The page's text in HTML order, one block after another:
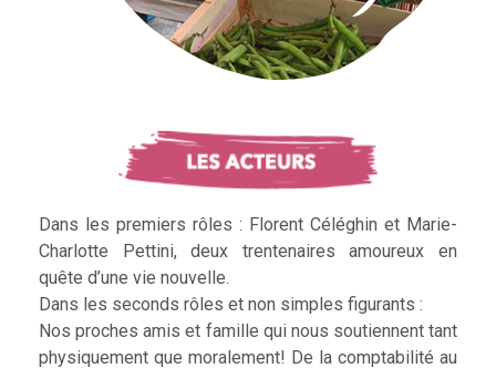
Dans les premiers rôles : Florent Céléghin et Marie-
Charlotte Pettini, deux trentenaires amoureux en
quête d’une vie nouvelle.
Dans les seconds rôles et non simples figurants :
Nos proches amis et famille qui nous soutiennent tant
physiquement que moralement! De la comptabilité au